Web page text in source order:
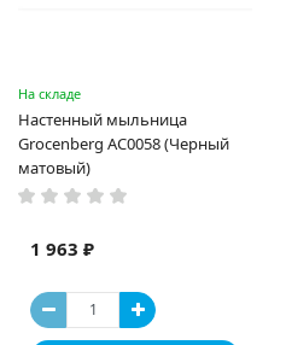
На складе
Настенный мыльница
Grocenberg AC0058 (Черный
матовый)
1 963 ₽